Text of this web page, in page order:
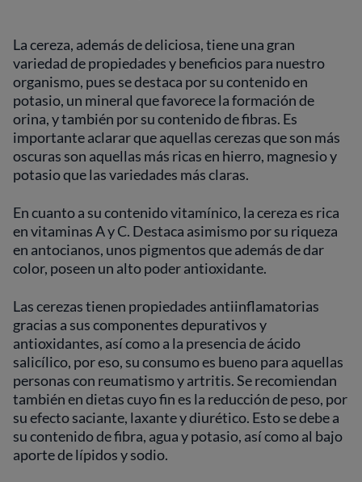
La cereza, además de deliciosa, tiene una gran
variedad de propiedades y beneficios para nuestro
organismo, pues se destaca por su contenido en
potasio, un mineral que favorece la formación de
orina, y también por su contenido de fibras. Es
importante aclarar que aquellas cerezas que son más
oscuras son aquellas más ricas en hierro, magnesio y
potasio que las variedades más claras.
En cuanto a su contenido vitamínico, la cereza es rica
en vitaminas A y C. Destaca asimismo por su riqueza
en antocianos, unos pigmentos que además de dar
color, poseen un alto poder antioxidante.
Las cerezas tienen propiedades antiinflamatorias
gracias a sus componentes depurativos y
antioxidantes, así como a la presencia de ácido
salicílico, por eso, su consumo es bueno para aquellas
personas con reumatismo y artritis. Se recomiendan
también en dietas cuyo fin es la reducción de peso, por
su efecto saciante, laxante y diurético. Esto se debe a
su contenido de fibra, agua y potasio, así como al bajo
aporte de lípidos y sodio.